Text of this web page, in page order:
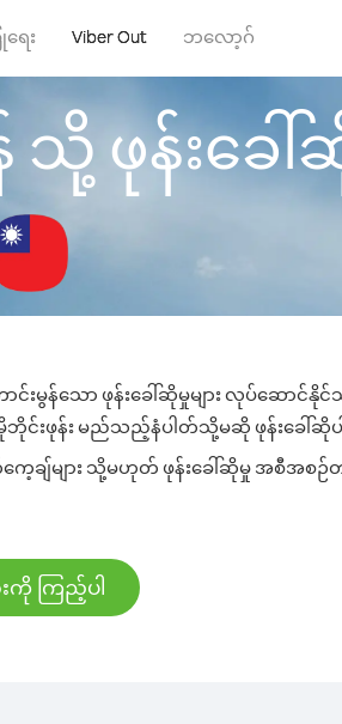
ေး Viber Out ဘလော့ဂ်
သို့ ဖုန်းခေါ်
းမွန်သော ဖုန်းခေါ်ဆိုမှုများ လုပ်ဆောင်နို
ဘိုင်းဖုန်း မည်သည့်နံပါတ်သို့မဆို ဖုန်းခေါ်ဆိုပ
ေ့ချ်များ သို့မဟုတ် ဖုန်းခေါ်ဆိုမှု အစီအစ
ကို ကြည့်ပါ